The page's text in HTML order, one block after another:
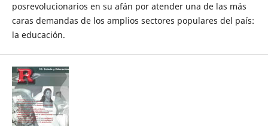
posrevolucionarios en su afán por atender una de las más
caras demandas de los amplios sectores populares del país:
la educación.